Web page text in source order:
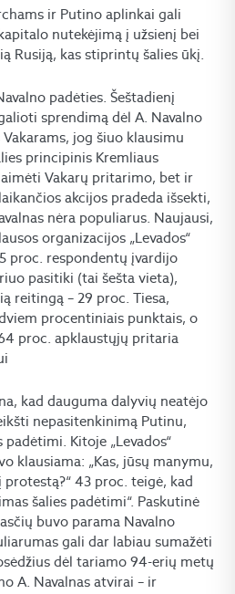
ir Putino aplinkai gali
nutekėjimą į užsienį bei
Rusiją, kas stiprintų šalies ūkį.
padėties. Šeštadienį
sprendimą dėl A. Navalno
jog šiuo klausimu
principinis Kremliaus
Vakarų pritarimo, bet ir
akcijos pradeda išsekti,
nėra populiarus. Naujausi,
organizacijos „Levados“
proc. respondentų įvardijo
pasitiki (tai šešta vieta),
reitingą – 29 proc. Tiesa,
procentiniais punktais, o
proc. apklaustųjų pritaria
kad dauguma dalyvių neatėjo
nepasitenkinimą Putinu,
Kitoje „Levados“
klausiama: „Kas, jūsų manymu,
43 proc. teigė, kad
šalies padėtimi“. Paskutinė
buvo parama Navalno
gali dar labiau sumažėti
dėl tariamo 94-erių metų
A. Navalnas atvirai – ir